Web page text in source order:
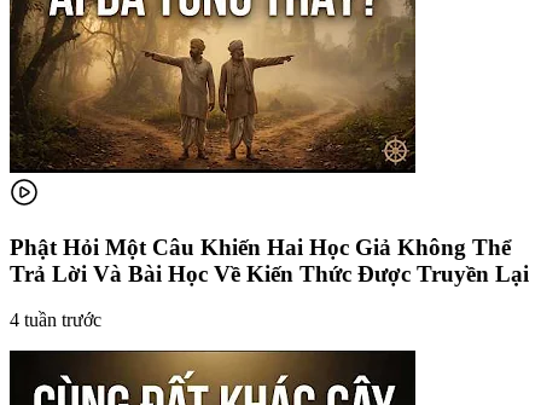
Phật Hỏi Một Câu Khiến Hai Học Giả Không Thể
Trả Lời Và Bài Học Về Kiến Thức Được Truyền Lại
4 tuần trước